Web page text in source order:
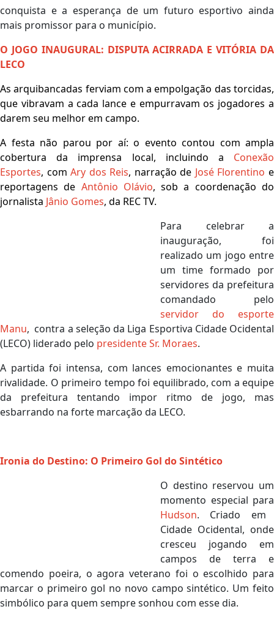
conquista e a esperança de um futuro esportivo ainda
mais promissor para o município.
O JOGO INAUGURAL: DISPUTA ACIRRADA E VITÓRIA DA
LECO
As arquibancadas ferviam com a empolgação das torcidas,
que vibravam a cada lance e empurravam os jogadores a
darem seu melhor em campo.
A festa não parou por aí: o evento contou com ampla
cobertura da imprensa local, incluindo a Conexão
Esportes, comAry dos Reis, narração de José Florentino e
reportagens de Antônio Olávio, sob a coordenação do
jornalista Jânio Gomes, da REC TV.
Para celebrar a
inauguração, foi
realizado um jogo entre
um time formado por
servidores da prefeitura
comandado pelo
servidor do esporte
Manu, contra a seleção da Liga Esportiva Cidade Ocidental
(LECO) liderado pelo presidente Sr. Moraes.
A partida foi intensa, com lances emocionantes e muita
rivalidade. O primeiro tempo foi equilibrado, com a equipe
da prefeitura tentando impor ritmo de jogo, mas
esbarrando na forte marcação da LECO.
Ironia do Destino: O Primeiro Gol do Sintético
O destino reservou um
momento especial para
Hudson. Criado em
Cidade Ocidental, onde
cresceu jogando em
campos de terra e
comendo poeira, o agora veterano foi o escolhido para
marcar o primeiro gol no novo campo sintético. Um feito
simbólico para quem sempre sonhou com esse dia.